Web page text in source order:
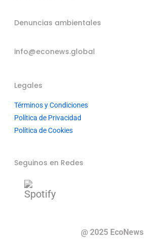
Denuncias ambientales
info@econews.global
Legales
Términos y Condiciones
Política de Privacidad
Política de Cookies
Seguinos en Redes
@ 2025 EcoNews